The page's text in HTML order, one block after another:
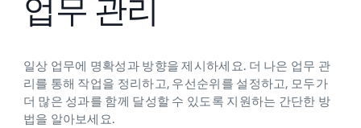
업무 관리
일상 업무에 명확성과 방향을 제시하세요. 더 나은 업무 관
리를 통해 작업을 정리하고, 우선순위를 설정하고, 모두가
더 많은 성과를 함께 달성할 수 있도록 지원하는 간단한 방
법을 알아보세요.